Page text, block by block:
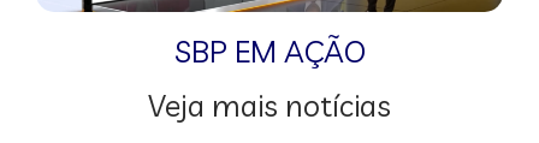
SBP EM AÇÃO
Veja mais notícias